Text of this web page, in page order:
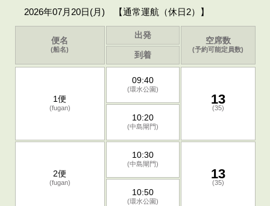
2026年07月20日(月) 【通常運航（休日2）】
便名
(船名)
出発
空席数
(予約可能定員数)
到着
1便
(fugan)
09:40
(環水公園)
13
(35)
10:20
(中島閘門)
2便
(fugan)
10:30
(中島閘門)
13
(35)
10:50
(環水公園)